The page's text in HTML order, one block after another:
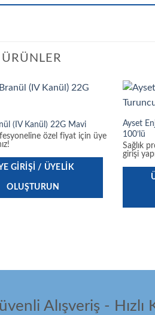
ÜRÜNLER
(IV Kanül) 22G Mavi
özel fiyat için üye
GIRIŞI / ÜYELIK
OLUŞTURUN
Ayset
100’lü
Sağlık
girişi
Alışveriş - Hızlı